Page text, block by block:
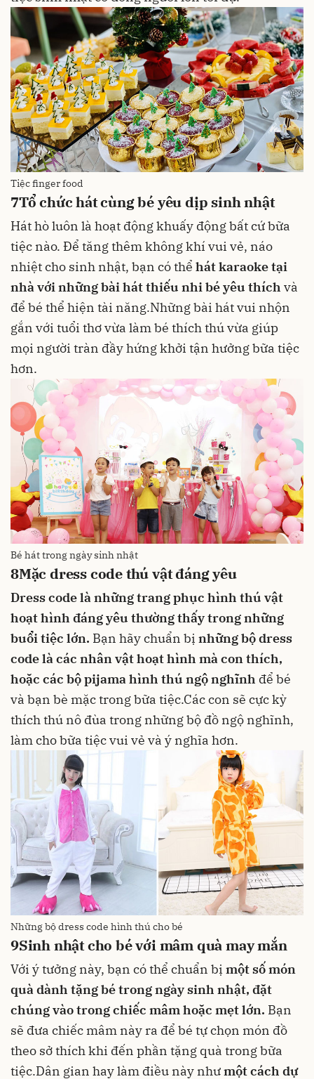
Tiệc finger food
7Tổ chức hát cùng bé yêu dịp sinh nhật
Hát hò luôn là hoạt động khuấy động bất cứ bữa
tiệc nào. Để tăng thêm không khí vui vẻ, náo
nhiệt cho sinh nhật, bạn có thể hát karaoke tại
nhà với những bài hát thiếu nhi bé yêu thích và
để bé thể hiện tài năng.Những bài hát vui nhộn
gắn với tuổi thơ vừa làm bé thích thú vừa giúp
mọi người tràn đầy hứng khởi tận hưởng bữa tiệc
hơn.
Bé hát trong ngày sinh nhật
8Mặc dress code thú vật đáng yêu
Dress code là những trang phục hình thú vật
hoạt hình đáng yêu thường thấy trong những
buổi tiệc lớn. Bạn hãy chuẩn bị những bộ dress
code là các nhân vật hoạt hình mà con thích,
hoặc các bộ pijama hình thú ngộ nghĩnh để bé
và bạn bè mặc trong bữa tiệc.Các con sẽ cực kỳ
thích thú nô đùa trong những bộ đồ ngộ nghĩnh,
làm cho bữa tiệc vui vẻ và ý nghĩa hơn.
Những bộ dress code hình thú cho bé
9Sinh nhật cho bé với mâm quà may mắn
Với ý tưởng này, bạn có thể chuẩn bị một số món
quà dành tặng bé trong ngày sinh nhật, đặt
chúng vào trong chiếc mâm hoặc mẹt lớn. Bạn
sẽ đưa chiếc mâm này ra để bé tự chọn món đồ
theo sở thích khi đến phần tặng quà trong bữa
tiệc.Dân gian hay làm điều này nhưmột cách dự